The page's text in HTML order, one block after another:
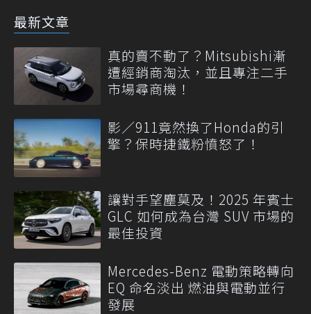
最新文章
真的賣不動了？Mitsubishi漸
遭經銷商淘汰，並且專注二手
市場尋商機！
影／911竟然換了Honda的引
擎？保時捷鐵粉憤怒了！
讓對手望塵莫及！2025 年賓士
GLC 如何成為台灣 SUV 市場的
最佳投資
Mercedes-Benz 電動策略轉向
EQ 命名淡出 燃油與電動並行
發展